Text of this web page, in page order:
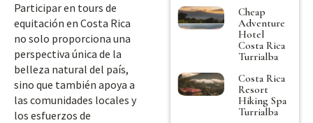
Participar en tours de
equitación en Costa Rica
no solo proporciona una
perspectiva única de la
belleza natural del país,
sino que también apoya a
las comunidades locales y
los esfuerzos de
Cheap
Adventure
Hotel
Costa Rica
Turrialba
Costa Rica
Resort
Hiking Spa
Turrialba